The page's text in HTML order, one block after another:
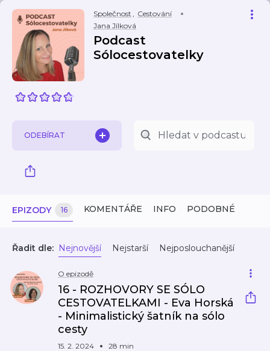
Společnost , Cestování
Jana Jílková
Podcast
Sólocestovatelky
ODEBÍRAT
EPIZODY 16 KOMENTÁŘE INFO PODOBNÉ
Řadit dle: Nejnovější Nejstarší Nejposlouchanější
O epizodě
16 - ROZHOVORY SE SÓLO
CESTOVATELKAMI - Eva Horská
- Minimalistický šatník na sólo
cesty
15. 2. 2024 28 min